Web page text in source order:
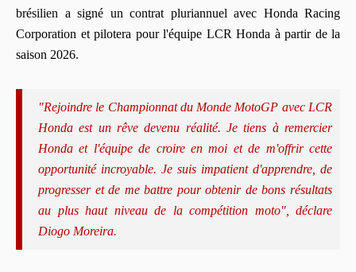
brésilien a signé un contrat pluriannuel avec Honda Racing
Corporation et pilotera pour l'équipe LCR Honda à partir de la
saison 2026.
"Rejoindre le Championnat du Monde MotoGP avec LCR
Honda est un rêve devenu réalité. Je tiens à remercier
Honda et l'équipe de croire en moi et de m'offrir cette
opportunité incroyable. Je suis impatient d'apprendre, de
progresser et de me battre pour obtenir de bons résultats
au plus haut niveau de la compétition moto", déclare
Diogo Moreira.